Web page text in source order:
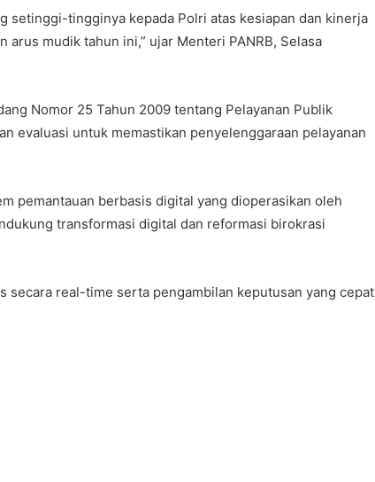
setinggi-tingginya kepada Polri atas kesiapan dan kinerja
mudik tahun ini,” ujar Menteri PANRB, Selasa
Nomor 25 Tahun 2009 tentang Pelayanan Publik
evaluasi untuk memastikan penyelenggaraan pelayanan
pemantauan berbasis digital yang dioperasikan oleh
transformasi digital dan reformasi birokrasi
secara real-time serta pengambilan keputusan yang cepat